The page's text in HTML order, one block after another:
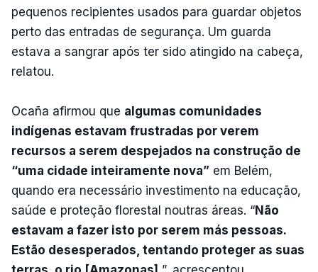
pequenos recipientes usados para guardar objetos
perto das entradas de segurança. Um guarda
estava a sangrar após ter sido atingido na cabeça,
relatou.
Ocaña afirmou que algumas comunidades
indígenas estavam frustradas por verem
recursos a serem despejados na construção de
“uma cidade inteiramente nova” em Belém,
quando era necessário investimento na educação,
saúde e proteção florestal noutras áreas. “Não
estavam a fazer isto por serem más pessoas.
Estão desesperados, tentando proteger as suas